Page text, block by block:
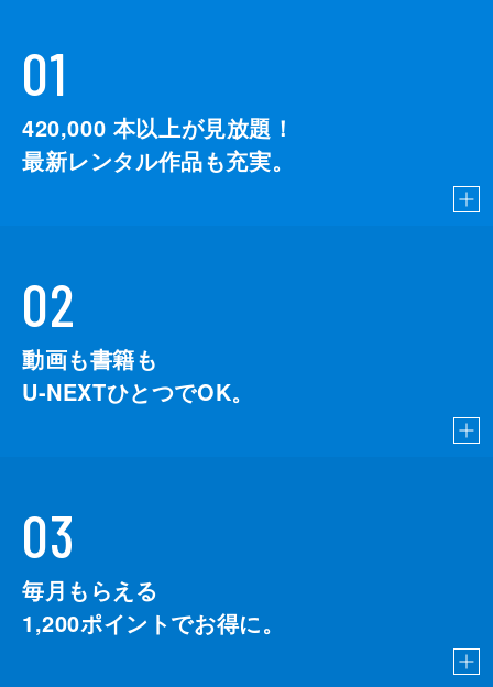
01
420,000 本以上が見放題！
最新レンタル作品も充実。
02
動画も書籍も
U-NEXTひとつでOK。
03
毎月もらえる
1,200ポイントでお得に。